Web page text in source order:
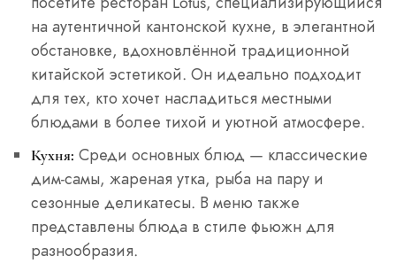
на аутентичной кантонской кухне, в элегантной
обстановке, вдохновлённой традиционной
китайской эстетикой. Он идеально подходит
для тех, кто хочет насладиться местными
блюдами в более тихой и уютной атмосфере.
Кухня: Среди основных блюд — классические
дим-самы, жареная утка, рыба на пару и
сезонные деликатесы. В меню также
представлены блюда в стиле фьюжн для
разнообразия.